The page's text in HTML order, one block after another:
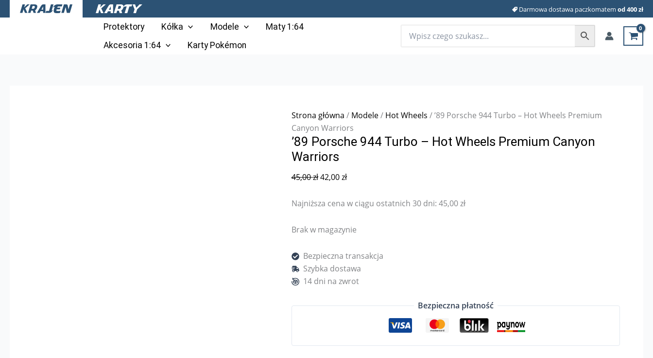
Przejdź
do
Darmowa dostawa paczkomatem od 400 zł
Protektory Kółka Modele
Maty 1:64
Akcesoria 1:64
Karty Pokémon
Strona główna / Modele/ Hot Wheels / ’89 Porsche 944 Turbo – Hot Wheels Premium
Canyon Warriors
’89 Porsche 944 Turbo – Hot Wheels Premium Canyon
Warriors
45,00zł
cena
42,00zł
cena
Najniższa cena w ciągu ostatnich 30 dni: 45,00zł
Brak w magazynie
Bezpieczna transakcja
Szybka dostawa
14 dni na zwrot
Bezpieczna płatność